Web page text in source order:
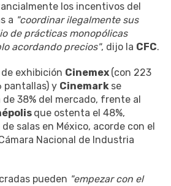
los incentivos del
a "coordinar ilegalmente sus
de prácticas monopólicas
acordando precios", dijo la CFC.
exhibición Cinemex (con 223
pantallas) y Cinemark se
38% del mercado, frente al
que ostenta el 48%,
salas en México, acorde con el
Nacional de Industria
pueden "empezar con el